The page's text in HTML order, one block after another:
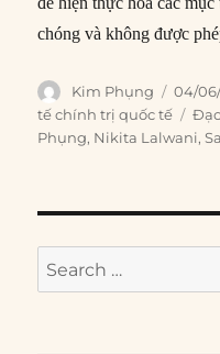
chóng và không được
Author
Kim Phụng
on
04/
tế chính trị quốc tế
Phụng, Nikita Lalwani,
Search
for: